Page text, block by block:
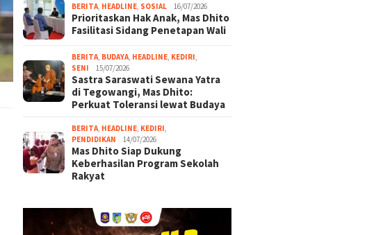
BERITA HEADLINE SOSIAL 16/07/2026
Prioritaskan Hak Anak, Mas Dhito
Fasilitasi Sidang Penetapan Wali
BERITA BUDAYA HEADLINE KEDIRI
SENI
15/07/2026
Sastra Saraswati Sewana Yatra
di Tegowangi, Mas Dhito:
Perkuat Toleransi lewat Budaya
BERITA HEADLINE KEDIRI
PENDIDIKAN
14/07/2026
Mas Dhito Siap Dukung
Keberhasilan Program Sekolah
Rakyat